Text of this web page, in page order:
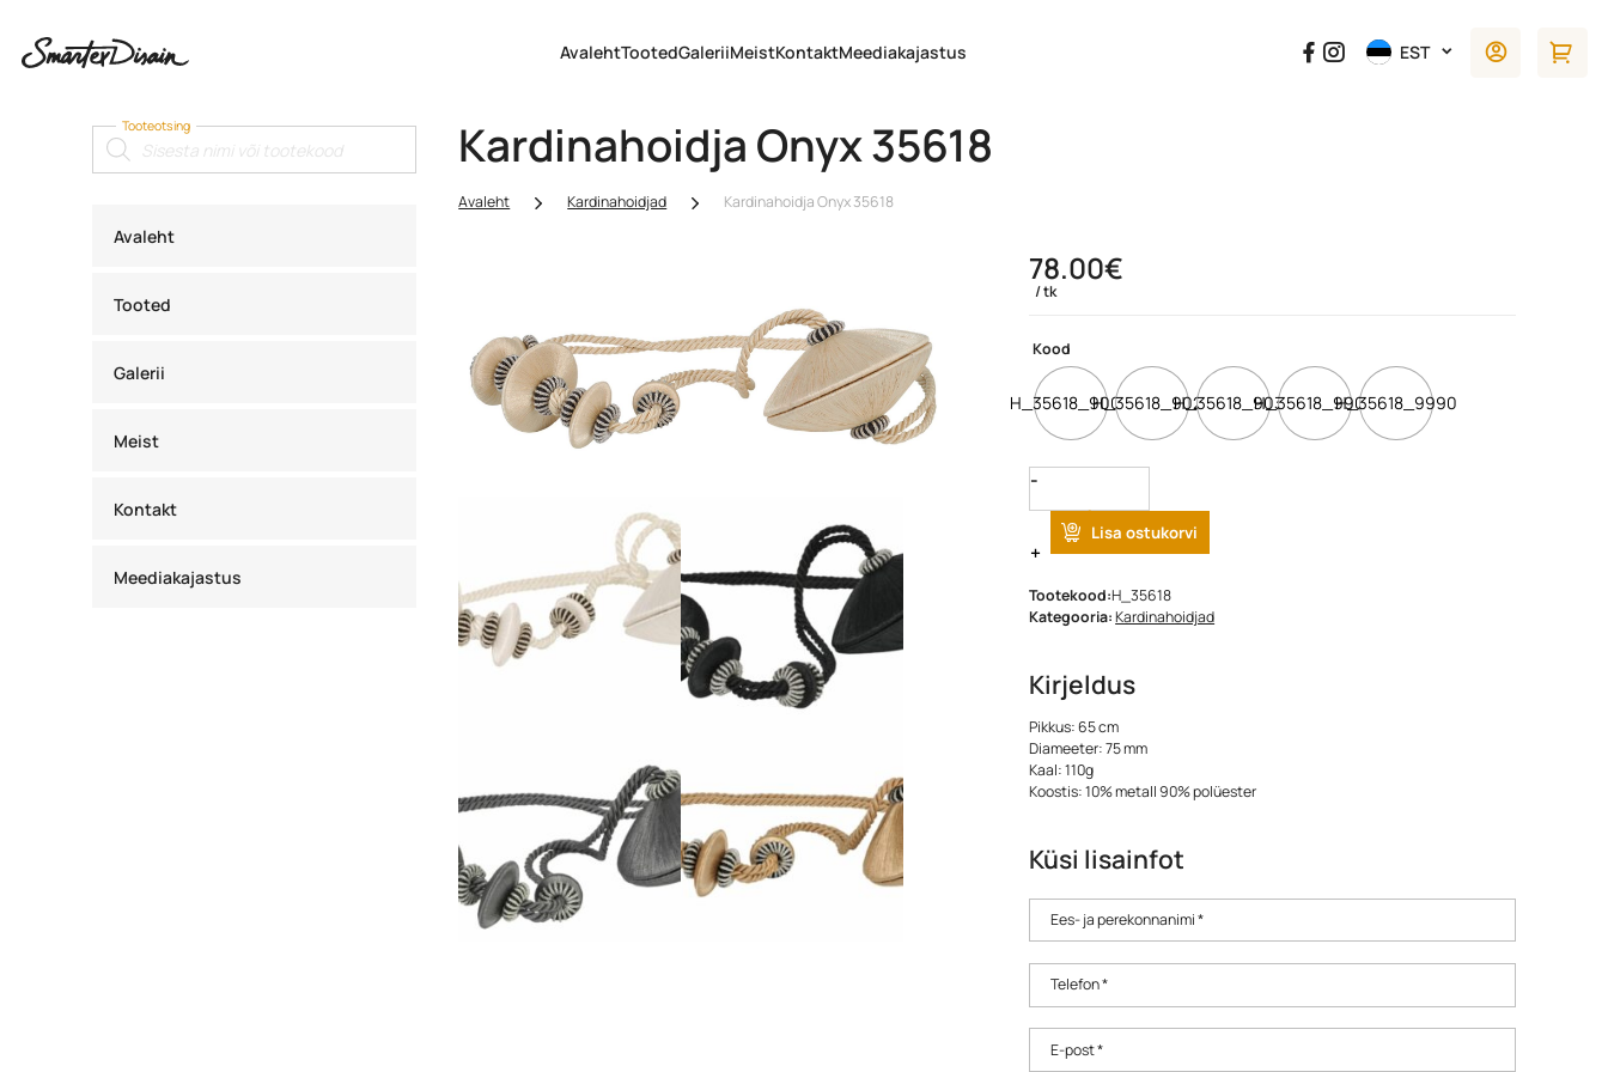
AvalehtTootedGaleriiMeistKontaktMeediakajastus EST
Tooteotsing
Products
search
Avaleht
Tooted
Galerii
Meist
Kontakt
Meediakajastus
Kardinahoidja Onyx 35618
Avaleht Kardinahoidjad Kardinahoidja Onyx 35618
78.00€
tk
Kood
H_35618_9000H_35618_9020H_35618_9030H_35618_9900H_35618_9990
Quantity
Lisa ostukorvi
Tootekood:H_35618
Kategooria:Kardinahoidjad
Kirjeldus
Pikkus: 65 cm
Diameeter: 75 mm
Kaal: 110g
Koostis: 10% metall 90% polüester
Küsi lisainfot
Ees- ja perekonnanimi *
Telefon *
E-post *